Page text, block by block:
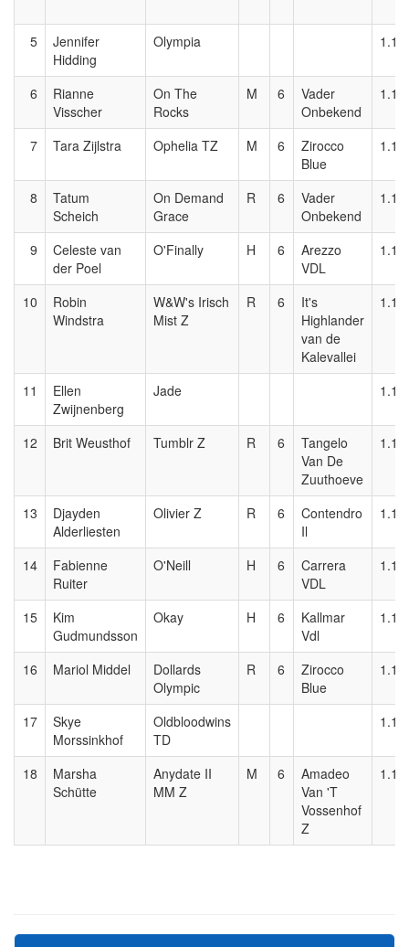
5
Jennifer
Hidding
Olympia 1.10
6
Rianne
Visscher
On The
Rocks
M 6
Vader
Onbekend
1.10
7 Tara Zijlstra Ophelia TZ M 6
Zirocco
Blue
1.10
8
Tatum
Scheich
On Demand
Grace
R 6
Vader
Onbekend
1.10
9
Celeste van
der Poel
O'Finally H 6
Arezzo
VDL
1.10
10
Robin
Windstra
W&W's Irisch
Mist Z
R 6
It's
Highlander
van de
Kalevallei
1.10
11
Ellen
Zwijnenberg
Jade 1.10
12 Brit Weusthof Tumblr Z R 6
Tangelo
Van De
Zuuthoeve
1.10
13
Djayden
Alderliesten
Olivier Z R 6
Contendro
Il
1.10
14
Fabienne
Ruiter
O'Neill H 6
Carrera
VDL
1.10
15
Kim
Gudmundsson
Okay H 6
Kallmar
Vdl
1.10
16 Mariol Middel
Dollards
Olympic
R 6
Zirocco
Blue
1.10
17
Skye
Morssinkhof
Oldbloodwins
TD
1.10
18
Marsha
Schütte
Anydate II
MM Z
M 6
Amadeo
Van 'T
Vossenhof
Z
1.10